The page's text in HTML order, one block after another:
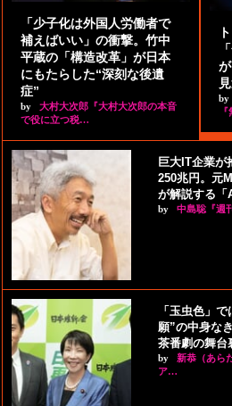
「少子化は外国人労働者で
補えばいい」の衝撃。竹中
平蔵の「構造改革」が日本
にもたらした“深刻な後遺
症”
by
大村大次郎『大村大次郎の本音
で役に立つ税…
by
巨大IT企業が
250兆円。元
が解説する「
by 中島聡『週
「玉虫色」
願”の中身な
茶番劇の舞台
by
新恭（あら
ア…